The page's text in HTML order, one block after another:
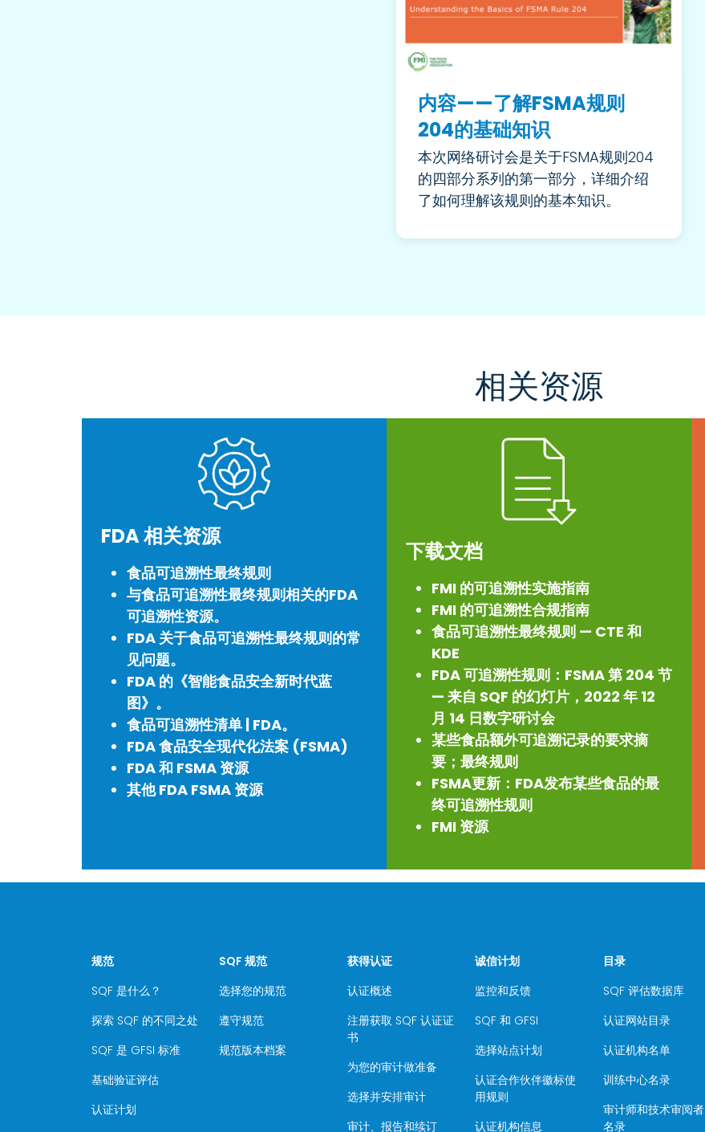
内容——了解FSMA规则
204的基础知识
本次网络研讨会是关于FSMA规则204
的四部分系列的第一部分，详细介绍
了如何理解该规则的基本知识。
相关资源
FDA 相关资源
食品可追溯性最终规则
与食品可追溯性最终规则相关的FDA
可追溯性资源。
FDA 关于食品可追溯性最终规则的常
见问题。
FDA 的《智能食品安全新时代蓝
图》。
食品可追溯性清单 | FDA。
FDA 食品安全现代化法案 (FSMA)
FDA 和 FSMA 资源
其他 FDA FSMA 资源
下载文档
FMI 的可追溯性实施指南
FMI 的可追溯性合规指南
食品可追溯性最终规则 — CTE 和
KDE
FDA 可追溯性规则：FSMA 第 204 节
— 来自 SQF 的幻灯片，2022 年 12
月 14 日数字研讨会
某些食品额外可追溯记录的要求摘
要；最终规则
FSMA更新：FDA发布某些食品的最
终可追溯性规则
FMI 资源
规范
SQF 是什么？
探索 SQF 的不同之处
SQF 是 GFSI 标准
基础验证评估
认证计划
SQF 规范
选择您的规范
遵守规范
规范版本档案
获得认证
认证概述
注册获取 SQF 认证证
书
为您的审计做准备
选择并安排审计
审计、报告和续订
诚信计划
监控和反馈
SQF 和 GFSI
选择站点计划
认证合作伙伴徽标使
用规则
认证机构信息
目录
SQF 评估数据库
认证网站目录
认证机构名单
训练中心名录
审计师和技术审阅者
名录